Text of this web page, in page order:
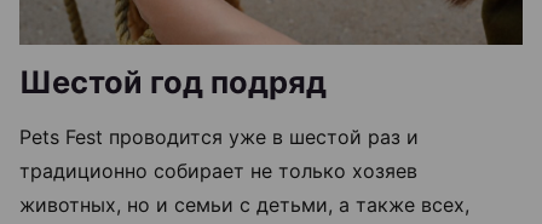
Шестой год подряд
Pets Fest проводится уже в шестой раз и
традиционно собирает не только хозяев
животных, но и семьи с детьми, а также всех,